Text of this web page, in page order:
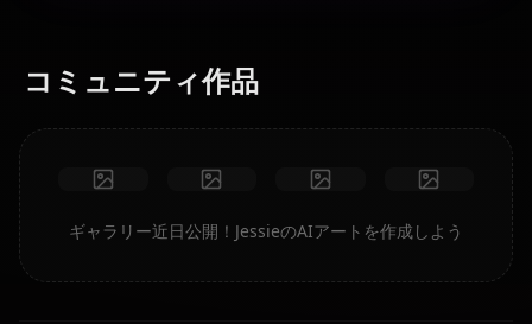
コミュニティ作品
ギャラリー近日公開！JessieのAIアートを作成しよう